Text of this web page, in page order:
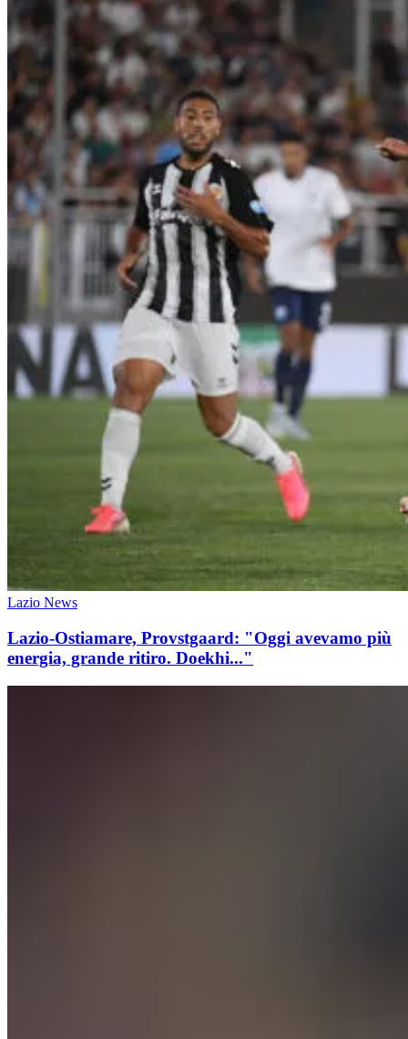
Lazio News
Lazio-Ostiamare, Provstgaard: "Oggi avevamo più
energia, grande ritiro. Doekhi..."